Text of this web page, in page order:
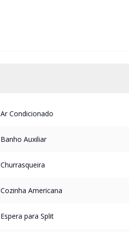
Ar Condicionado
Banho Auxiliar
Churrasqueira
Cozinha Americana
Espera para Split